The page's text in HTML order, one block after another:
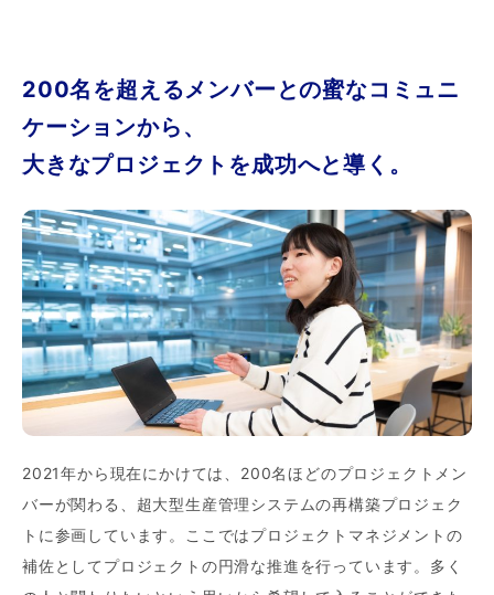
200名を超えるメンバーとの蜜なコミュニ
ケーションから、
大きなプロジェクトを成功へと導く。
2021年から現在にかけては、200名ほどのプロジェクトメン
バーが関わる、超大型生産管理システムの再構築プロジェク
トに参画しています。ここではプロジェクトマネジメントの
補佐としてプロジェクトの円滑な推進を行っています。多く